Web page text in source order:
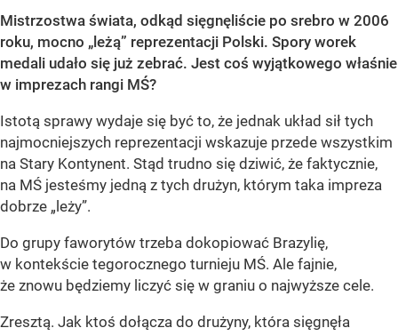
Mistrzostwa świata, odkąd sięgnęliście po srebro w 2006
roku, mocno „leżą” reprezentacji Polski. Spory worek
medali udało się już zebrać. Jest coś wyjątkowego właśnie
w imprezach rangi MŚ?
Istotą sprawy wydaje się być to, że jednak układ sił tych
najmocniejszych reprezentacji wskazuje przede wszystkim
na Stary Kontynent. Stąd trudno się dziwić, że faktycznie,
na MŚ jesteśmy jedną z tych drużyn, którym taka impreza
dobrze „leży”.
Do grupy faworytów trzeba dokopiować Brazylię,
w kontekście tegorocznego turnieju MŚ. Ale fajnie,
że znowu będziemy liczyć się w graniu o najwyższe cele.
Zresztą. Jak ktoś dołącza do drużyny, która sięgnęła